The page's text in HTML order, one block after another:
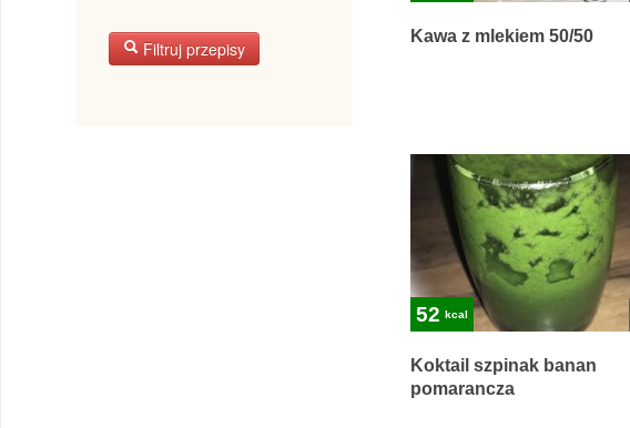
Filtruj przepisy
Kawa z mlekiem 50/50
52 kcal
Koktail szpinak banan
pomarancza